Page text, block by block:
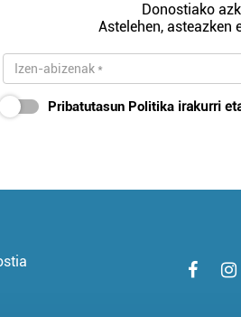
Donostiako
Astelehen,
Pribatutasun Politika irakurri